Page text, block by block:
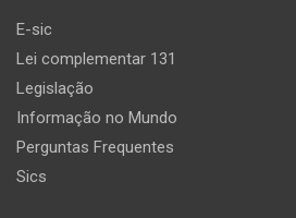
E-sic
Lei complementar 131
Legislação
Informação no Mundo
Perguntas Frequentes
Sics